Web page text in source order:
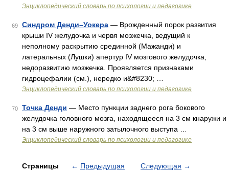
Энциклопедический словарь по психологии и педагогике
69 Синдром Денди–Уокера — Врожденный порок развития
крыши IV желудочка и червя мозжечка, ведущий к
неполному раскрытию срединной (Мажанди) и
латеральных (Лушки) апертур IV мозгового желудочка,
недоразвитию мозжечка. Проявляется признаками
гидроцефалии (см.), нередко и&#8230; …
Энциклопедический словарь по психологии и педагогике
70 Точка Денди — Место пункции заднего рога бокового
желудочка головного мозга, находящееся на 3 см кнаружи и
на 3 см выше наружного затылочного выступа …
Энциклопедический словарь по психологии и педагогике
Страницы ← Предыдущая Следующая →